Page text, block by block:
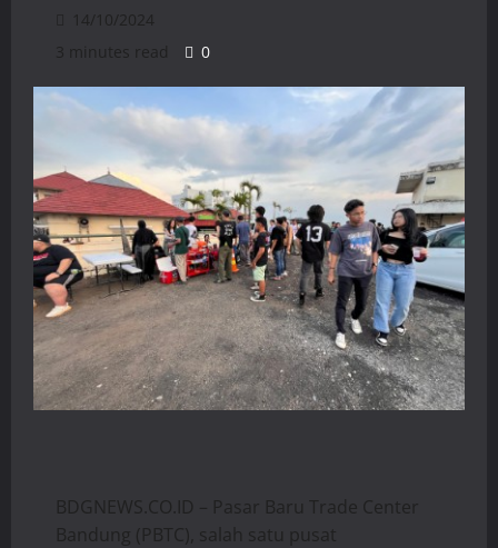
14/10/2024
3 minutes read
0
BDGNEWS.CO.ID – Pasar Baru Trade Center
Bandung (PBTC), salah satu pusat